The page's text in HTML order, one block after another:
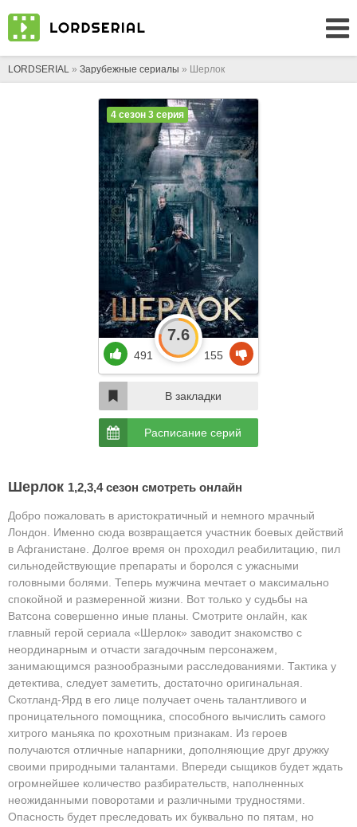
LORDSERIAL » Зарубежные сериалы » Шерлок
Шерлок 1,2,3,4 сезон смотреть онлайн
Добро пожаловать в аристократичный и немного мрачный
Лондон. Именно сюда возвращается участник боевых действий
в Афганистане. Долгое время он проходил реабилитацию, пил
сильнодействующие препараты и боролся с ужасными
головными болями. Теперь мужчина мечтает о максимально
спокойной и размеренной жизни. Вот только у судьбы на
Ватсона совершенно иные планы. Смотрите онлайн, как
главный герой сериала «Шерлок» заводит знакомство с
неординарным и отчасти загадочным персонажем,
занимающимся разнообразными расследованиями. Тактика у
детектива, следует заметить, достаточно оригинальная.
Скотланд-Ярд в его лице получает очень талантливого и
проницательного помощника, способного вычислить самого
хитрого маньяка по крохотным признакам. Из героев
получаются отличные напарники, дополняющие друг дружку
своими природными талантами. Впереди сыщиков будет ждать
огромнейшее количество разбирательств, наполненных
неожиданными поворотами и различными трудностями.
Опасность будет преследовать их буквально по пятам, но
4 сезон 3 серия
491
7.6
155
В закладки
Расписание серий